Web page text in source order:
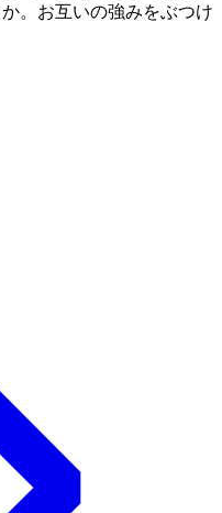
。お互いの強みをぶつけ